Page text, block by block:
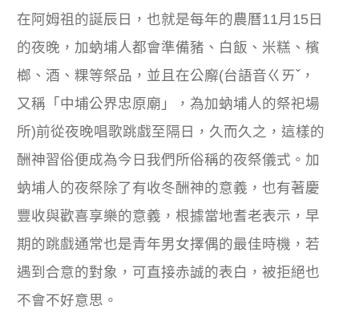
在阿姆祖的誕辰日，也就是每年的農曆11月15日
的夜晚，加蚋埔人都會準備豬、白飯、米糕、檳
榔、酒、粿等祭品，並且在公廨(台語音ㄍㄞˇ，
又稱「中埔公界忠原廟」，為加蚋埔人的祭祀場
所)前從夜晚唱歌跳戲至隔日，久而久之，這樣的
酬神習俗便成為今日我們所俗稱的夜祭儀式。加
蚋埔人的夜祭除了有收冬酬神的意義，也有著慶
豐收與歡喜享樂的意義，根據當地耆老表示，早
期的跳戲通常也是青年男女擇偶的最佳時機，若
遇到合意的對象，可直接赤誠的表白，被拒絕也
不會不好意思。